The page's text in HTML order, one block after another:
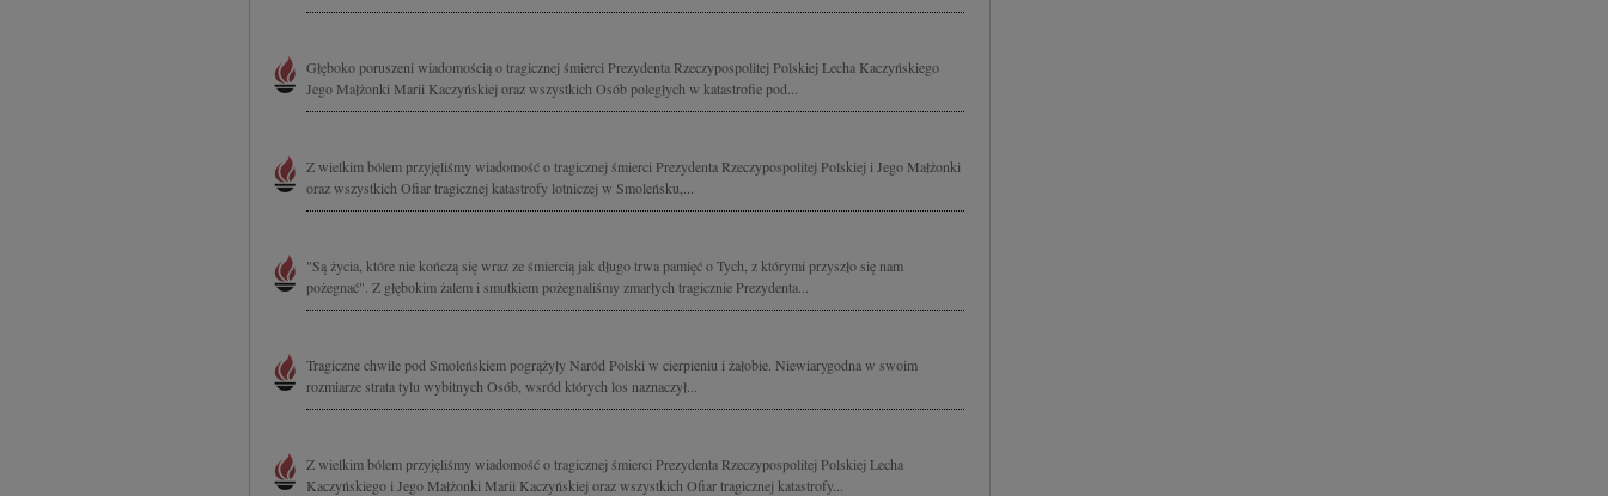
Głęboko poruszeni wiadomością o tragicznej śmierci Prezydenta Rzeczypospolitej Polskiej Lecha Kaczyńskiego
Jego Małżonki Marii Kaczyńskiej oraz wszystkich Osób poległych w katastrofie pod...
Z wielkim bólem przyjęliśmy wiadomość o tragicznej śmierci Prezydenta Rzeczypospolitej Polskiej i Jego Małżonki
oraz wszystkich Ofiar tragicznej katastrofy lotniczej w Smoleńsku,...
"Są życia, które nie kończą się wraz ze śmiercią jak długo trwa pamięć o Tych, z którymi przyszło się nam
pożegnać". Z głębokim żalem i smutkiem pożegnaliśmy zmarłych tragicznie Prezydenta...
Tragiczne chwile pod Smoleńskiem pogrążyły Naród Polski w cierpieniu i żałobie. Niewiarygodna w swoim
rozmiarze strata tylu wybitnych Osób, wsród których los naznaczył...
Z wielkim bólem przyjęliśmy wiadomość o tragicznej śmierci Prezydenta Rzeczypospolitej Polskiej Lecha
Kaczyńskiego i Jego Małżonki Marii Kaczyńskiej oraz wszystkich Ofiar tragicznej katastrofy...